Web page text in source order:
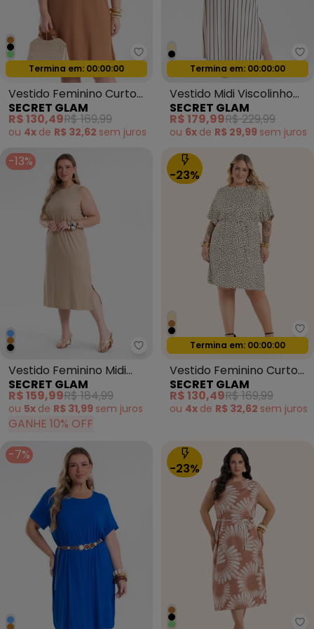
Secret Glam - Vestido
Oferta relâmpago
Termina em: 00:00:00
Vestido Feminino Curto
Viscose Marrom
SECRET GLAM
R$ 130,49R$ 169,99
ou 4x de R$ 32,62 sem juros
Oferta relâmpago
Termina em: 00:00:00
Vestido Midi Viscolinho
Listras Preto
SECRET GLAM
R$ 179,99R$ 229,99
ou 6x de R$ 29,99 sem juros
-13%
Secret Glam - Vestido
Vestido Feminino Midi
Plus Size Marrom
SECRET GLAM
R$ 159,99R$ 184,99
ou 5x de R$ 31,99 sem juros
GANHE 10% OFF
-23%
Oferta relâmpago
Termina em: 00:00:00
Vestido Feminino Curto
Estampado Bege
SECRET GLAM
R$ 130,49R$ 169,99
ou 4x de R$ 32,62 sem juros
-7%
-23%